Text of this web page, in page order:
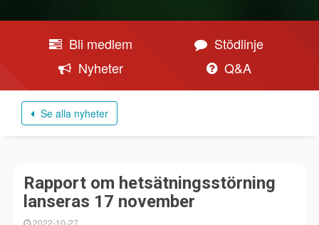
Bli medlem
Stödlinje
Nyheter
Q&A
Se alla nyheter
Rapport om hetsätningsstörning
lanseras 17 november
2022-10-27